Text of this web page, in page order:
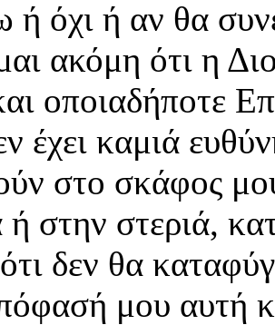
ή όχι ή αν θα
ακόμη ότι η
οποιαδήποτε
έχει καμιά
στο σκάφος
στην στεριά,
δεν θα
μου αυτή